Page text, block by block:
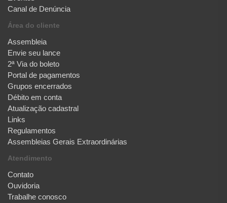
Canal de Denúncia
Área do cliente
Assembleia
Envie seu lance
2ª Via do boleto
Portal de pagamentos
Grupos encerrados
Débito em conta
Atualização cadastral
Links
Regulamentos
Assembleias Gerais Extraordinárias
Atendimento
Contato
Ouvidoria
Trabalhe conosco